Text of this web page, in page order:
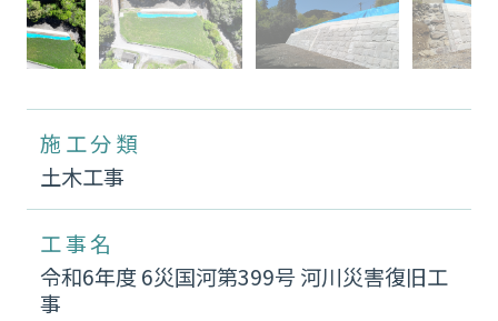
施工分類
土木工事
工事名
令和6年度 6災国河第399号 河川災害復旧工
事